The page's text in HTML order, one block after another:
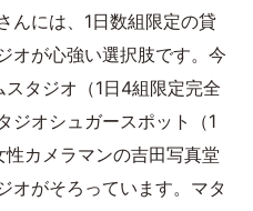
んには、1日数組限定の貸
オが心強い選択肢です。今
タジオ（1日4組限定完全
ジオシュガースポット（1
カメラマンの吉田写真堂
オがそろっています。マタ